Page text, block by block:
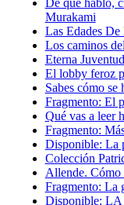
De qué hablo,
Murakami
Las Edades
Los caminos
Eterna
El lobby feroz
Sabes cómo
Fragmento: El
Qué vas a leer
Fragmento:
Disponible: La
Colección
Allende. Cómo
Fragmento: La
Disponible: